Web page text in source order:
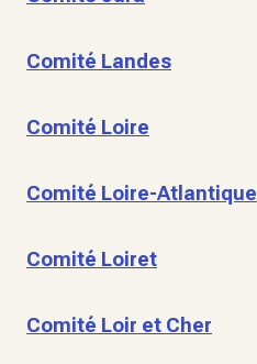
Comité Landes
Comité Loire
Comité Loire-Atlantique
Comité Loiret
Comité Loir et Cher